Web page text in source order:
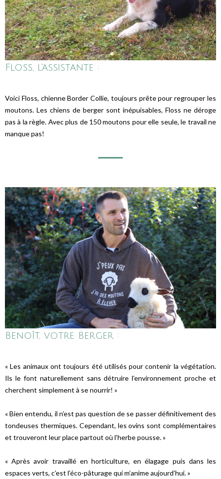
Floss, l'assistante :
Voici Floss, chienne Border Collie, toujours prête pour regrouper les
moutons. Les chiens de berger sont inépuisables, Floss ne déroge
pas à la règle. Avec plus de 150 moutons pour elle seule, le travail ne
manque pas!
Benoît, votre Berger :
« Les animaux ont toujours été utilisés pour contenir la végétation.
Ils le font naturellement sans détruire l’environnement proche et
cherchent simplement à se nourrir! »
« Bien entendu, il n’est pas question de se passer définitivement des
tondeuses thermiques. Cependant, les ovins sont complémentaires
et trouveront leur place partout où l’herbe pousse. »
« Après avoir travaillé en horticulture, en élagage puis dans les
espaces verts, c’est l’éco-pâturage qui m’anime aujourd’hui. »